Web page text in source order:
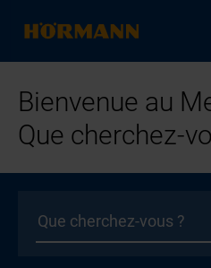
Bienvenue au
Que cherchez-